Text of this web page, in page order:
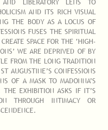
LIBERATORY LENS TO
AND ITS RICH VISUAL
THE BODY AS A LOCUS OF
FUSES THE SPIRITUAL
SPACE FOR THE ‘HIGH-
WE ARE DEPRIVED OF BY
FROM THE LONG TRADITION
AUGUSTINE’S CONFESSIONS
OF A MASK TO MADONNA’S
THE EXHIBITION ASKS IF IT’S
THROUGH INTIMACY OR